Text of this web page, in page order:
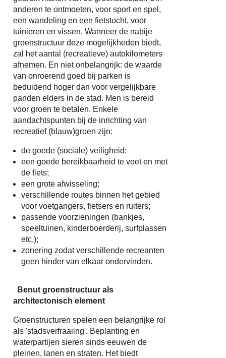
anderen te ontmoeten, voor sport en spel,
een wandeling en een fietstocht, voor
tuinieren en vissen. Wanneer de nabije
groenstructuur deze mogelijkheden biedt,
zal het aantal (recreatieve) autokilometers
afnemen. En niet onbelangrijk: de waarde
van onroerend goed bij parken is
beduidend hoger dan voor vergelijkbare
panden elders in de stad. Men is bereid
voor groen te betalen. Enkele
aandachtspunten bij de inrichting van
recreatief (blauw)groen zijn:
de goede (sociale) veiligheid;
een goede bereikbaarheid te voet en met
de fiets;
een grote afwisseling;
verschillende routes binnen het gebied
voor voetgangers, fietsers en ruiters;
passende voorzieningen (bankjes,
speeltuinen, kinderboerderij, surfplassen
etc.);
zonering zodat verschillende recreanten
geen hinder van elkaar ondervinden.
Benut groenstructuur als
architectonisch element
Groenstructuren spelen een belangrijke rol
als 'stadsverfraaiing'. Beplanting en
waterpartijen sieren sinds eeuwen de
pleinen, lanen en straten. Het biedt